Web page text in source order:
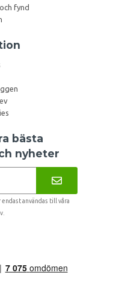
fynd
bästa
nyheter
användas till våra